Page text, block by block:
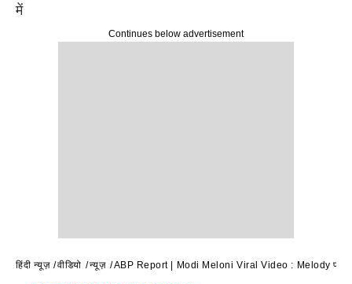
में
Continues below advertisement
हिंदी न्यूज़ वीडियो न्यूज़ ABP Report | Modi Meloni Viral Video : Melody पर